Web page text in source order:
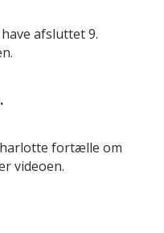
afsluttet 9.
fortælle om
videoen.